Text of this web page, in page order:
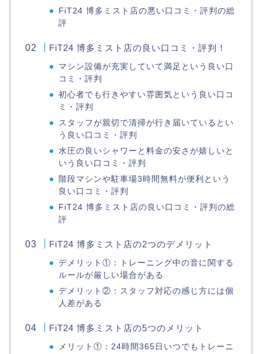
FiT24 博多ミスト店の悪い口コミ・評判の総
評
FiT24 博多ミスト店の良い口コミ・評判！
マシン設備が充実していて満足という良い口
コミ・評判
初心者でも行きやすい雰囲気という良い口コ
ミ・評判
スタッフが親切で清掃が行き届いているとい
う良い口コミ・評判
水圧の良いシャワーと料金の安さが嬉しいと
いう良い口コミ・評判
階段マシンや駐車場3時間無料が便利という
良い口コミ・評判
FiT24 博多ミスト店の良い口コミ・評判の総
評
FiT24 博多ミスト店の2つのデメリット
デメリット①：トレーニング中の音に関する
ルールが厳しい場合がある
デメリット②：スタッフ対応の感じ方には個
人差がある
FiT24 博多ミスト店の5つのメリット
メリット①：24時間365日いつでもトレーニ